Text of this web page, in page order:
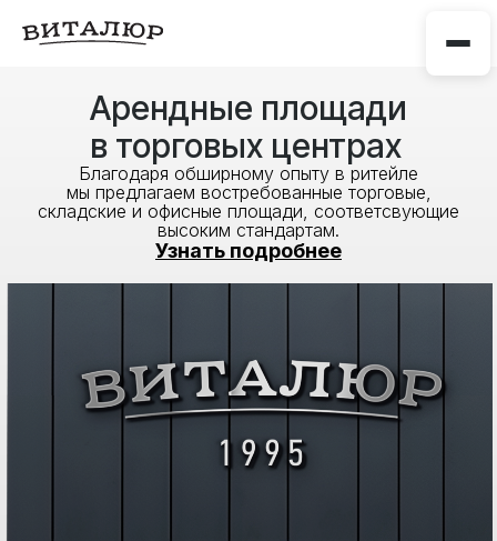
Арендные площади
в торговых центрах
Благодаря обширному опыту в ритейле
мы предлагаем востребованные торговые,
складские и офисные площади, соответсвующие
высоким стандартам.
Узнать подробнее